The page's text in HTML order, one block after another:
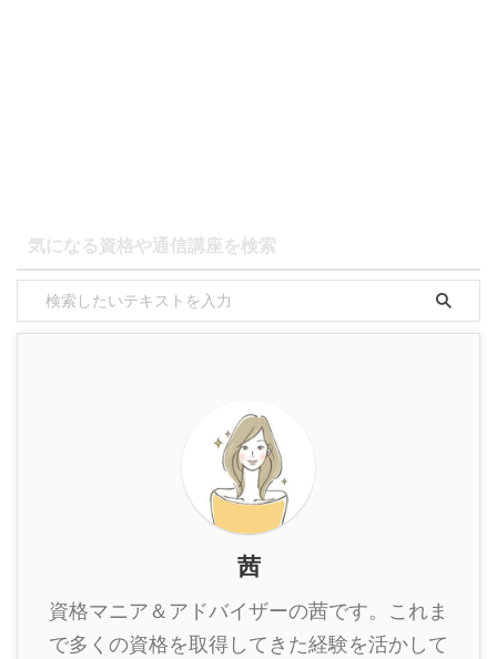
気になる資格や通信講座を検索
茜
資格マニア＆アドバイザーの茜です。これま
で多くの資格を取得してきた経験を活かして